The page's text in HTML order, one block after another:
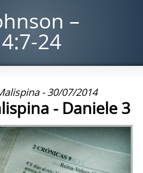
–
24
- 30/07/2014
- Daniele 3